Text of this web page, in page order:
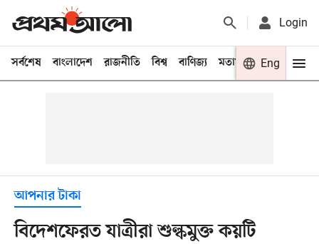
Login
সর্বশেষ বাংলাদেশ রাজনীতি বিশ্ব বাণিজ্য মতামত খেলা
Eng
আপনার টাকা
বিদেশফেরত যাত্রীরা শুল্কমুক্ত কয়টি